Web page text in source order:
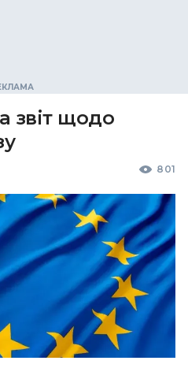
звіт щодо
801